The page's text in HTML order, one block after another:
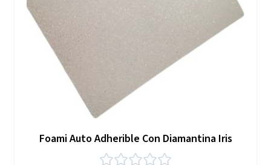
Foami Auto Adherible Con Diamantina Iris